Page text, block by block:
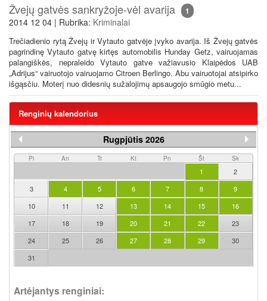
Žvejų gatvės sankryžoje-vėl avarija 1
2014 12 04 | Rubrika: Kriminalai
Trečiadienio rytą Žvejų ir Vytauto gatvėje įvyko avarija. Iš Žvejų gatvės
pagrindinę Vytauto gatvę kirtęs automobilis Hunday Getz, vairuojamas
palangiškės, nepraleido Vytauto gatve važiavusio Klaipėdos UAB
„Adrijus“ vairuotojo vairuojamo Citroen Berlingo. Abu vairuotojai atsipirko
išgąsčiu. Moterį nuo didesnių sužalojimų apsaugojo smūgio metu...
Renginių kalendorius
Rugpjūtis 2026
Pi An Tr Kt Pn Št Sk
1
2
3
4 5 6 7 8
9
10
11 12 13 14 15
16
17
18 19 20 21 22
23
24
25 26 27 28 29
30
31
Artėjantys renginiai: